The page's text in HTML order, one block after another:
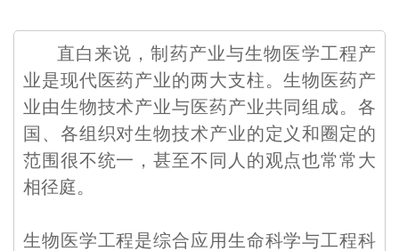
直白来说，制药产业与生物医学工程产
业是现代医药产业的两大支柱。生物医药产
业由生物技术产业与医药产业共同组成。各
国、各组织对生物技术产业的定义和圈定的
范围很不统一，甚至不同人的观点也常常大
相径庭。
生物医学工程是综合应用生命科学与工程科